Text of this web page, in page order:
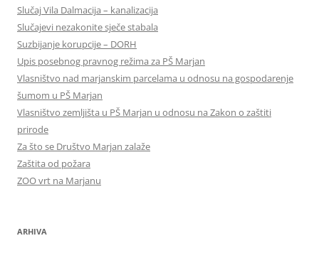
Slučaj Vila Dalmacija – kanalizacija
Slučajevi nezakonite sječe stabala
Suzbijanje korupcije – DORH
Upis posebnog pravnog režima za PŠ Marjan
Vlasništvo nad marjanskim parcelama u odnosu na gospodarenje
šumom u PŠ Marjan
Vlasništvo zemljišta u PŠ Marjan u odnosu na Zakon o zaštiti
prirode
Za što se Društvo Marjan zalaže
Zaštita od požara
ZOO vrt na Marjanu
ARHIVA